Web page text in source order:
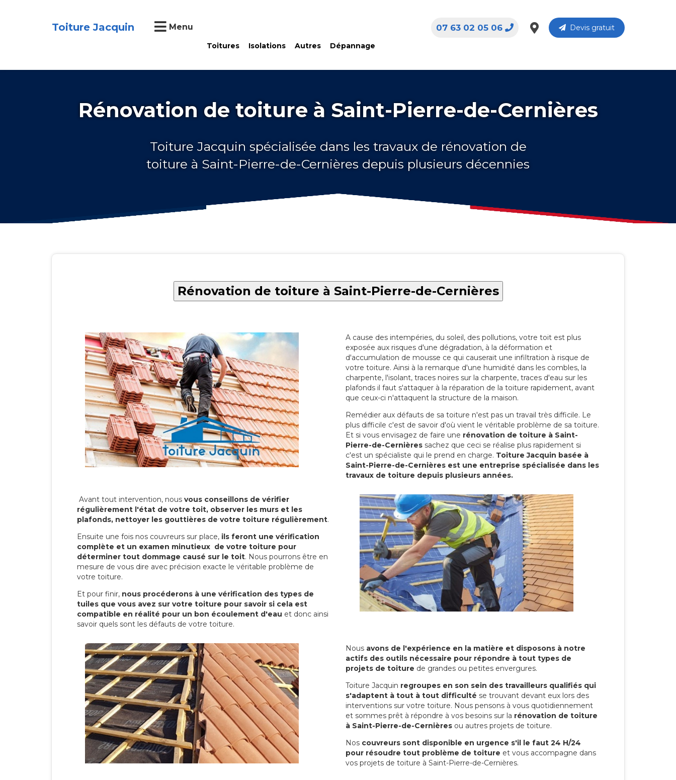
Toiture Jacquin Menu
Toitures Isolations Autres Dépannage
Devis gratuit
07 63 02 05 06
Rénovation de toiture à Saint-Pierre-de-Cernières
Toiture Jacquin spécialisée dans les travaux de rénovation de
toiture à Saint-Pierre-de-Cernières depuis plusieurs décennies
Rénovation de toiture à Saint-Pierre-de-Cernières
A cause des intempéries, du soleil, des pollutions, votre toit est plus
exposée aux risques d'une dégradation, à la déformation et
d'accumulation de mousse ce qui causerait une infiltration à risque de
votre toiture. Ainsi à la remarque d'une humidité dans les combles, la
charpente, l'isolant, traces noires sur la charpente, traces d'eau sur les
plafonds il faut s'attaquer à la réparation de la toiture rapidement, avant
que ceux-ci n'attaquent la structure de la maison.
Remédier aux défauts de sa toiture n'est pas un travail très difficile. Le
plus difficile c'est de savoir d'où vient le véritable problème de sa toiture.
Et si vous envisagez de faire une rénovation de toiture à Saint-
Pierre-de-Cernières sachez que ceci se réalise plus rapidement si
c'est un spécialiste qui le prend en charge. Toiture Jacquin basée à
Saint-Pierre-de-Cernières est une entreprise spécialisée dans les
travaux de toiture depuis plusieurs années.
Avant tout intervention, nous vous conseillons de vérifier
régulièrement l'état de votre toit, observer les murs et les
plafonds, nettoyer les gouttières de votre toiture régulièrement.
Ensuite une fois nos couvreurs sur place, ils feront une vérification
complète et un examen minutieux de votre toiture pour
déterminer tout dommage causé sur le toit. Nous pourrons être en
mesure de vous dire avec précision exacte le véritable problème de
votre toiture.
Et pour finir, nous procéderons à une vérification des types de
tuiles que vous avez sur votre toiture pour savoir si cela est
compatible en réalité pour un bon écoulement d'eau et donc ainsi
savoir quels sont les défauts de votre toiture.
Nous avons de l'expérience en la matière et disposons à notre
actifs des outils nécessaire pour répondre à tout types de
projets de toiture de grandes ou petites envergures.
Toiture Jacquin regroupes en son sein des travailleurs qualifiés qui
s'adaptent à tout à tout difficulté se trouvant devant eux lors des
interventions sur votre toiture. Nous pensons à vous quotidiennement
et sommes prêt à répondre à vos besoins sur la rénovation de toiture
à Saint-Pierre-de-Cernières ou autres projets de toiture.
Nos couvreurs sont disponible en urgence s'il le faut 24 H/24
pour résoudre tout problème de toiture et vous accompagne dans
vos projets de toiture à Saint-Pierre-de-Cernières.